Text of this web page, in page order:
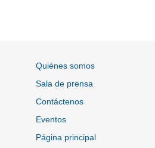
Quiénes somos
Sala de prensa
Contáctenos
Eventos
Página principal